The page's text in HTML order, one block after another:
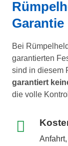
Garantie
Bei
garantierten
sind in diesem
garantiert
die volle